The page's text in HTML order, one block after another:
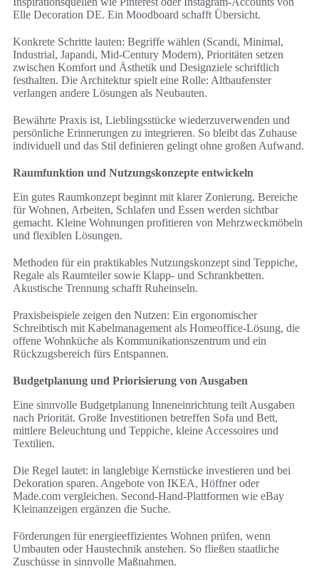
Elle Decoration DE. Ein Moodboard schafft Übersicht.
Konkrete Schritte lauten: Begriffe wählen (Scandi, Minimal,
Industrial, Japandi, Mid-Century Modern), Prioritäten setzen
zwischen Komfort und Ästhetik und Designziele schriftlich
festhalten. Die Architektur spielt eine Rolle: Altbaufenster
verlangen andere Lösungen als Neubauten.
Bewährte Praxis ist, Lieblingsstücke wiederzuverwenden und
persönliche Erinnerungen zu integrieren. So bleibt das Zuhause
individuell und das Stil definieren gelingt ohne großen Aufwand.
Raumfunktion und Nutzungskonzepte entwickeln
Ein gutes Raumkonzept beginnt mit klarer Zonierung. Bereiche
für Wohnen, Arbeiten, Schlafen und Essen werden sichtbar
gemacht. Kleine Wohnungen profitieren von Mehrzweckmöbeln
und flexiblen Lösungen.
Methoden für ein praktikables Nutzungskonzept sind Teppiche,
Regale als Raumteiler sowie Klapp- und Schrankbetten.
Akustische Trennung schafft Ruheinseln.
Praxisbeispiele zeigen den Nutzen: Ein ergonomischer
Schreibtisch mit Kabelmanagement als Homeoffice-Lösung, die
offene Wohnküche als Kommunikationszentrum und ein
Rückzugsbereich fürs Entspannen.
Budgetplanung und Priorisierung von Ausgaben
Eine sinnvolle Budgetplanung Inneneinrichtung teilt Ausgaben
nach Priorität. Große Investitionen betreffen Sofa und Bett,
mittlere Beleuchtung und Teppiche, kleine Accessoires und
Textilien.
Die Regel lautet: in langlebige Kernstücke investieren und bei
Dekoration sparen. Angebote von IKEA, Höffner oder
Made.com vergleichen. Second-Hand-Plattformen wie eBay
Kleinanzeigen ergänzen die Suche.
Förderungen für energieeffizientes Wohnen prüfen, wenn
Umbauten oder Haustechnik anstehen. So fließen staatliche
Zuschüsse in sinnvolle Maßnahmen.